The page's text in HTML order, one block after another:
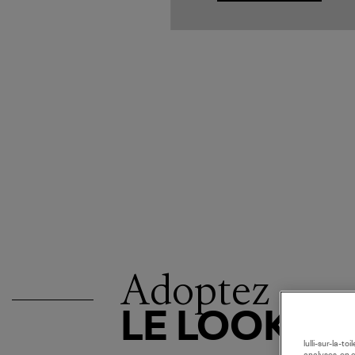
Adoptez
LE LOOK
lulli-sur-la-